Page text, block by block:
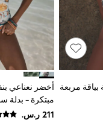
All Branded
مربعة
أخضر نعناعي
مبتكرة - بدلة
البطن بحمالة